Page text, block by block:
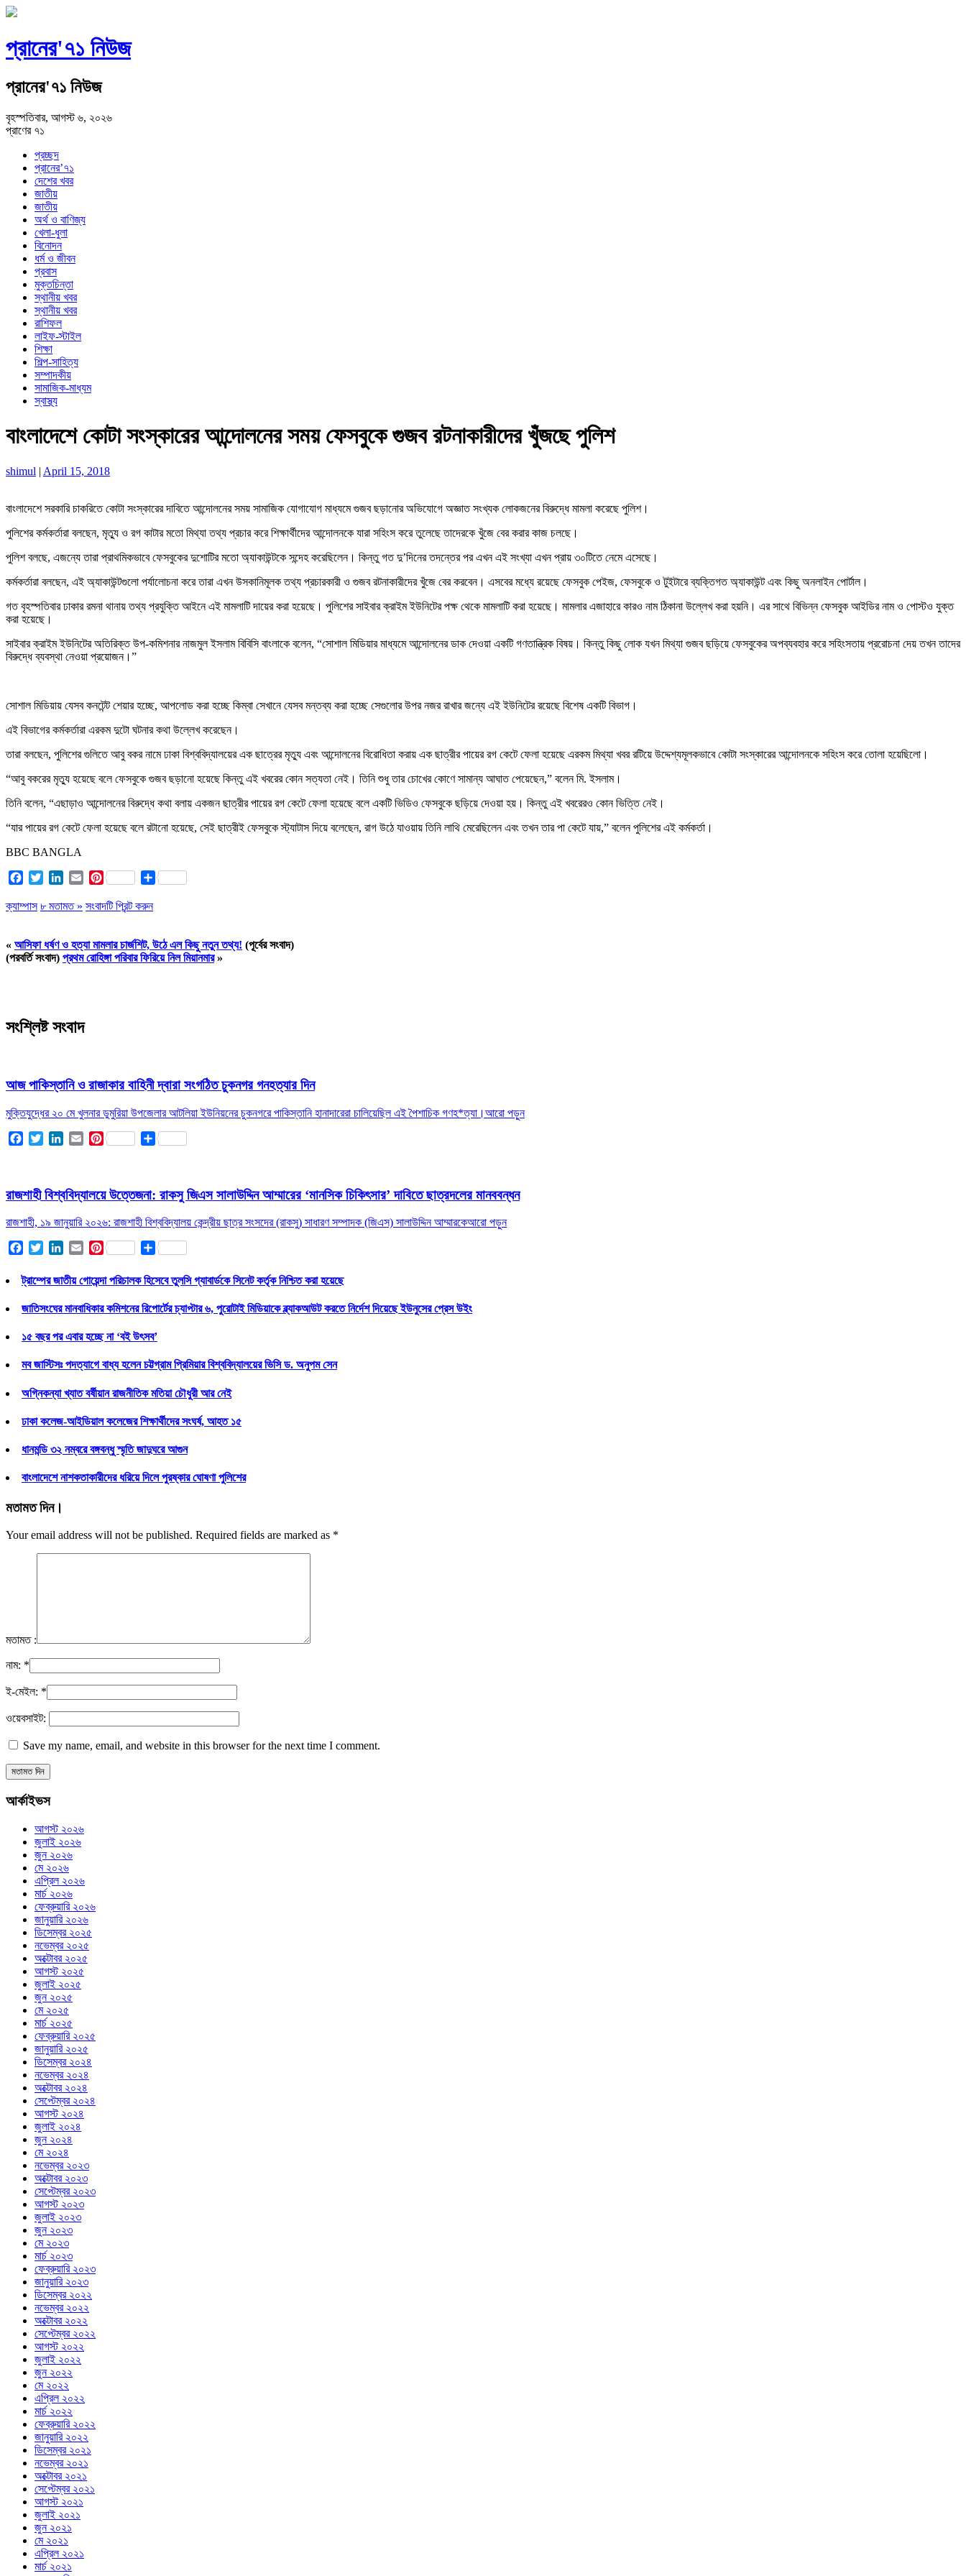
প্রানের'৭১ নিউজ
প্রানের'৭১ নিউজ
বৃহস্পতিবার, আগস্ট ৬, ২০২৬
প্রাণের ৭১
প্রচ্ছদ
প্রানের’৭১
দেশের খবর
জাতীয়
জাতীয়
অর্থ ও বাণিজ্য
খেলা-ধুলা
বিনোদন
ধর্ম ও জীবন
প্রবাস
মুক্তচিন্তা
স্থানীয় খবর
স্থানীয় খবর
রাশিফল
লাইফ-স্টাইল
শিক্ষা
শিল্প-সাহিত্য
সম্পাদকীয়
সামাজিক-মাধ্যম
স্বাস্থ্য
বাংলাদেশে কোটা সংস্কারের আন্দোলনের সময় ফেসবুকে গুজব রটনাকারীদের খুঁজছে পুলিশ
shimul | April 15, 2018
বাংলাদেশে সরকারি চাকরিতে কোটা সংস্কারের দাবিতে আন্দোলনের সময় সামাজিক যোগাযোগ মাধ্যমে গুজব ছড়ানোর অভিযোগে অজ্ঞাত সংখ্যক লোকজনের বিরুদ্ধে মামলা করেছে পুলিশ।
পুলিশের কর্মকর্তারা বলছেন, মৃত্যু ও রগ কাটার মতো মিথ্যা তথ্য প্রচার করে শিক্ষার্থীদের আন্দোলনকে যারা সহিংস করে তুলেছে তাদেরকে খুঁজে বের করার কাজ চলছে।
পুলিশ বলছে, এজন্যে তারা প্রাথমিকভাবে ফেসবুকের দুশোটির মতো অ্যাকাউন্টকে সন্দেহ করেছিলেন। কিন্তু গত দু’দিনের তদন্তের পর এখন এই সংখ্যা এখন প্রায় ৩০টিতে নেমে এসেছে।
কর্মকর্তারা বলছেন, এই অ্যাকাউন্টগুলো পর্যালোচনা করে তারা এখন উসকানিমূলক তথ্য প্রচারকারী ও গুজব রটনাকারীদের খুঁজে বের করবেন। এসবের মধ্যে রয়েছে ফেসবুক পেইজ, ফেসবুকে ও টুইটারে ব্যক্তিগত অ্যাকাউন্ট এবং কিছু অনলাইন পোর্টাল।
গত বৃহস্পতিবার ঢাকার রমনা থানায় তথ্য প্রযুক্তি আইনে এই মামলাটি দায়ের করা হয়েছে। পুলিশের সাইবার ক্রাইম ইউনিটের পক্ষ থেকে মামলাটি করা হয়েছে। মামলার এজাহারে কারও নাম ঠিকানা উল্লেখ করা হয়নি। এর সাথে বিভিন্ন ফেসবুক আইডির নাম ও পোস্টও যুক্ত
করা হয়েছে।
সাইবার ক্রাইম ইউনিটের অতিরিক্ত উপ-কমিশনার নাজমুল ইসলাম বিবিসি বাংলাকে বলেন, “সোশাল মিডিয়ার মাধ্যমে আন্দোলনের ডাক দেওয়া একটি গণতান্ত্রিক বিষয়। কিন্তু কিছু লোক যখন মিথ্যা গুজব ছড়িয়ে ফেসবুকের অপব্যবহার করে সহিংসতায় প্ররোচনা দেয় তখন তাদের
বিরুদ্ধে ব্যবস্থা নেওয়া প্রয়োজন।”
সোশাল মিডিয়ায় যেসব কনটেন্ট শেয়ার হচ্ছে, আপলোড করা হচ্ছে কিম্বা সেখানে যেসব মন্তব্য করা হচ্ছে সেগুলোর উপর নজর রাখার জন্যে এই ইউনিটের রয়েছে বিশেষ একটি বিভাগ।
এই বিভাগের কর্মকর্তারা এরকম দুটো ঘটনার কথা উল্লেখ করেছেন।
তারা বলছেন, পুলিশের গুলিতে আবু বকর নামে ঢাকা বিশ্ববিদ্যালয়ের এক ছাত্রের মৃত্যু এবং আন্দোলনের বিরোধিতা করায় এক ছাত্রীর পায়ের রগ কেটে ফেলা হয়েছে এরকম মিথ্যা খবর রটিয়ে উদ্দেশ্যমূলকভাবে কোটা সংস্কারের আন্দোলনকে সহিংস করে তোলা হয়েছিলো।
“আবু বকরের মৃত্যু হয়েছে বলে ফেসবুকে গুজব ছড়ানো হয়েছে কিন্তু এই খবরের কোন সত্যতা নেই। তিনি শুধু তার চোখের কোণে সামান্য আঘাত পেয়েছেন,” বলেন মি. ইসলাম।
তিনি বলেন, “এছাড়াও আন্দোলনের বিরুদ্ধে কথা বলায় একজন ছাত্রীর পায়ের রগ কেটে ফেলা হয়েছে বলে একটি ভিডিও ফেসবুকে ছড়িয়ে দেওয়া হয়। কিন্তু এই খবরেরও কোন ভিত্তি নেই।
“যার পায়ের রগ কেটে ফেলা হয়েছে বলে রটানো হয়েছে, সেই ছাত্রীই ফেসবুকে স্ট্যাটাস দিয়ে বলেছেন, রাগ উঠে যাওয়ায় তিনি লাথি মেরেছিলেন এবং তখন তার পা কেটে যায়,” বলেন পুলিশের এই কর্মকর্তা।
BBC BANGLA
FacebookTwitterLinkedIn
EmailPinterest Share
ক্যাম্পাস ৮ মতামত » সংবাদটি প্রিন্ট করুন
« আসিফা ধর্ষণ ও হত্যা মামলার চার্জশিট, উঠে এল কিছু নতুন তথ্য! (পূর্বের সংবাদ)
(পরবর্তি সংবাদ) প্রথম রোহিঙ্গা পরিবার ফিরিয়ে নিল মিয়ানমার»
সংশ্লিষ্ট সংবাদ
আজ পাকিস্তানি ও রাজাকার বাহিনী দ্বারা সংগঠিত চুকনগর গনহত্যার দিন
মুক্তিযুদ্ধের ২০ মে খুলনার ডুমুরিয়া উপজেলার আটলিয়া ইউনিয়নের চুকনগরে পাকিস্তানি হানাদারেরা চালিয়েছিল এই পৈশাচিক গণহ*ত্যা। আরো পড়ুন
FacebookTwitterLinkedIn
EmailPinterest Share
রাজশাহী বিশ্ববিদ্যালয়ে উত্তেজনা: রাকসু জিএস সালাউদ্দিন আম্মারের ‘মানসিক চিকিৎসার’ দাবিতে ছাত্রদলের মানববন্ধন
রাজশাহী, ১৯ জানুয়ারি ২০২৬: রাজশাহী বিশ্ববিদ্যালয় কেন্দ্রীয় ছাত্র সংসদের (রাকসু) সাধারণ সম্পাদক (জিএস) সালাউদ্দিন আম্মারকেআরো পড়ুন
FacebookTwitterLinkedIn
EmailPinterest Share
ট্রাম্পের জাতীয় গোয়েন্দা পরিচালক হিসেবে তুলসি গ্যাবার্ডকে সিনেট কর্তৃক নিশ্চিত করা হয়েছে
জাতিসংঘের মানবাধিকার কমিশনের রিপোর্টের চ্যাপ্টার ৬, পুরোটাই মিডিয়াকে ব্ল্যাকআউট করতে নির্দেশ দিয়েছে ইউনুসের প্রেস উইং
১৫ বছর পর এবার হচ্ছে না ‘বই উৎসব’
মব জাস্টিসঃ পদত্যাগে বাধ্য হলেন চট্টগ্রাম প্রিমিয়ার বিশ্ববিদ্যালয়ের ভিসি ড. অনুপম সেন
অগ্নিকন্যা খ্যাত বর্ষীয়ান রাজনীতিক মতিয়া চৌধুরী আর নেই
ঢাকা কলেজ-আইডিয়াল কলেজের শিক্ষার্থীদের সংঘর্ষ, আহত ১৫
ধানমন্ডি ৩২ নম্বরে বঙ্গবন্ধু স্মৃতি জাদুঘরে আগুন
বাংলাদেশে নাশকতাকারীদের ধরিয়ে দিলে পুরষ্কার ঘোষণা পুলিশের
মতামত দিন।
Your email address will not be published. Required fields are marked as *
মতামত :
নাম: *
ই-মেইল: *
ওয়েবসাইট:
Save my name, email, and website in this browser for the next time I comment.
আর্কাইভস
আগস্ট ২০২৬
জুলাই ২০২৬
জুন ২০২৬
মে ২০২৬
এপ্রিল ২০২৬
মার্চ ২০২৬
ফেব্রুয়ারি ২০২৬
জানুয়ারি ২০২৬
ডিসেম্বর ২০২৫
নভেম্বর ২০২৫
অক্টোবর ২০২৫
আগস্ট ২০২৫
জুলাই ২০২৫
জুন ২০২৫
মে ২০২৫
মার্চ ২০২৫
ফেব্রুয়ারি ২০২৫
জানুয়ারি ২০২৫
ডিসেম্বর ২০২৪
নভেম্বর ২০২৪
অক্টোবর ২০২৪
সেপ্টেম্বর ২০২৪
আগস্ট ২০২৪
জুলাই ২০২৪
জুন ২০২৪
মে ২০২৪
নভেম্বর ২০২৩
অক্টোবর ২০২৩
সেপ্টেম্বর ২০২৩
আগস্ট ২০২৩
জুলাই ২০২৩
জুন ২০২৩
মে ২০২৩
মার্চ ২০২৩
ফেব্রুয়ারি ২০২৩
জানুয়ারি ২০২৩
ডিসেম্বর ২০২২
নভেম্বর ২০২২
অক্টোবর ২০২২
সেপ্টেম্বর ২০২২
আগস্ট ২০২২
জুলাই ২০২২
জুন ২০২২
মে ২০২২
এপ্রিল ২০২২
মার্চ ২০২২
ফেব্রুয়ারি ২০২২
জানুয়ারি ২০২২
ডিসেম্বর ২০২১
নভেম্বর ২০২১
অক্টোবর ২০২১
সেপ্টেম্বর ২০২১
আগস্ট ২০২১
জুলাই ২০২১
জুন ২০২১
মে ২০২১
এপ্রিল ২০২১
মার্চ ২০২১